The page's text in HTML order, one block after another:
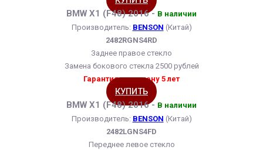
BMW X1 (F48) 2016 - В наличии
Производитель: BENSON (Китай)
2482RGNS4RD
Заднее правое стекло
Замена бокового стекла 2500 рублей
Гарантия на замену 5 лет
КУПИТЬ
BMW X1 (F48) 2016 - В наличии
Производитель: BENSON (Китай)
2482LGNS4FD
Переднее левое стекло